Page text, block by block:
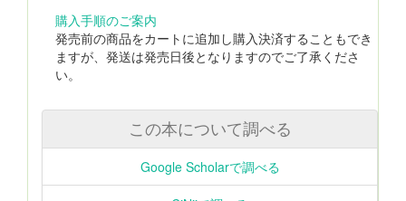
購入手順のご案内
発売前の商品をカートに追加し購入決済することもでき
ますが、発送は発売日後となりますのでご了承くださ
い。
この本について調べる
Google Scholarで調べる